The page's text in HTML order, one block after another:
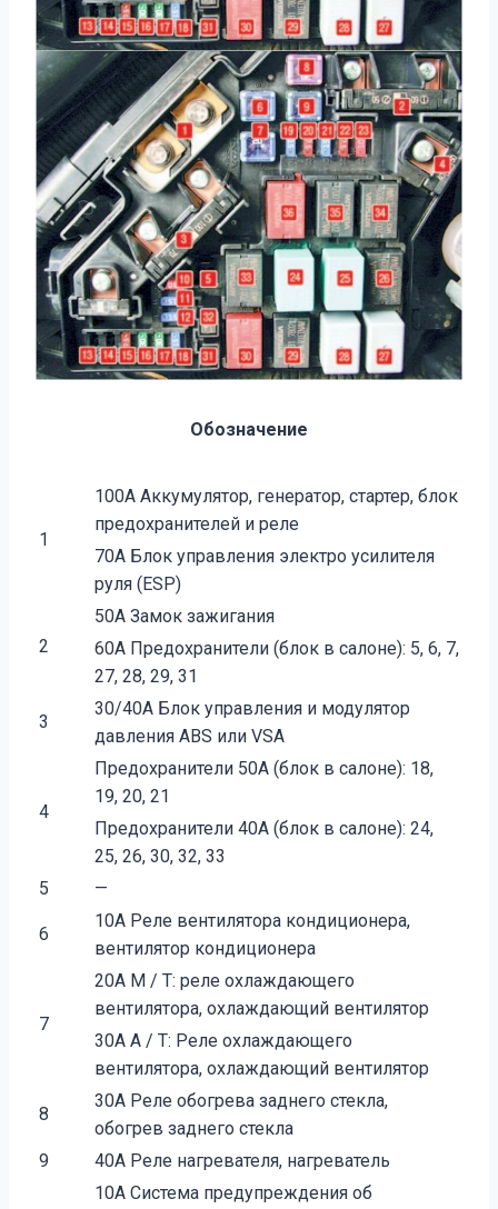
Обозначение
1
100A Аккумулятор, генератор, стартер, блок
предохранителей и реле
70А Блок управления электро усилителя
руля (ESP)
2
50А Замок зажигания
60A Предохранители (блок в салоне): 5, 6, 7,
27, 28, 29, 31
3
30/40А Блок управления и модулятор
давления ABS или VSA
4
Предохранители 50А (блок в салоне): 18,
19, 20, 21
Предохранители 40А (блок в салоне): 24,
25, 26, 30, 32, 33
5
—
6
10A Реле вентилятора кондиционера,
вентилятор кондиционера
7
20A M / T: реле охлаждающего
вентилятора, охлаждающий вентилятор
30A A / T: Реле охлаждающего
вентилятора, охлаждающий вентилятор
8
30А Реле обогрева заднего стекла,
обогрев заднего стекла
9
40A Реле нагревателя, нагреватель
10A Система предупреждения об